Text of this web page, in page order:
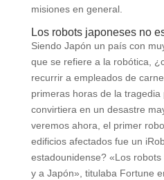
misiones en general.
Los robots japoneses no
Siendo Japón un país con
que se refiere a la robótica,
recurrir a empleados de
primeras horas de la
convirtiera en un desastre
veremos ahora, el primer
edificios afectados fue un
estadounidense? «Los
y a Japón», titulaba Fortune